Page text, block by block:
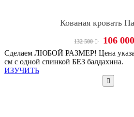
Кованая кровать
132 500 106 000
Сделаем ЛЮБОЙ РАЗМЕР! Цена
см с одной спинкой БЕЗ балдахина.
ИЗУЧИТЬ